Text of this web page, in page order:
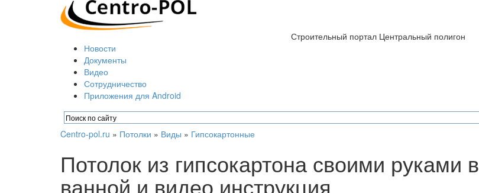
Строительный портал Центральный полигон
Новости
Документы
Видео
Сотрудничество
Приложения для Android
Centro-pol.ru » Потолки » Виды » Гипсокартонные
Потолок из гипсокартона своими руками в
ванной и видео инструкция